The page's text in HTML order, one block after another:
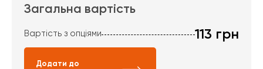
Загальна вартість
Вартість з опціями 113 грн
Додати до